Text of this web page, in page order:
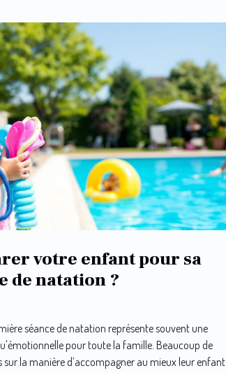
votre enfant pour sa
de natation ?
séance de natation représente souvent une
pour toute la famille. Beaucoup de
sur la manière d’accompagner au mieux leur enfant